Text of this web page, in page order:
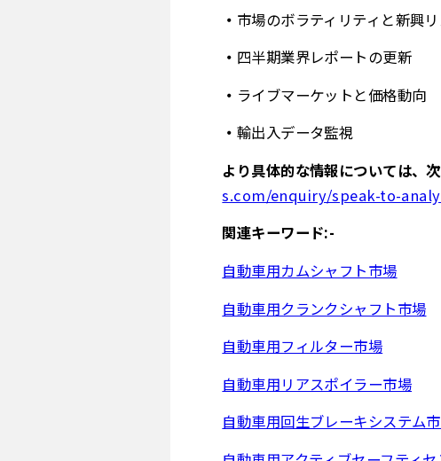
市場のボラティリティと新興
四半期業界レポートの更新
ライブマーケットと価格動向
輸出入データ監視
より具体的な情報については、
s.com/enquiry/speak-to-
関連キーワード:-
自動車用カムシャフト市場
自動車用クランクシャフト市場
自動車用フィルター市場
自動車用リアスポイラー市場
自動車用回生ブレーキシステム